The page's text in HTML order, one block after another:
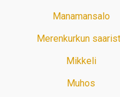
Manamansalo
Merenkurkun
Mikkeli
Muhos